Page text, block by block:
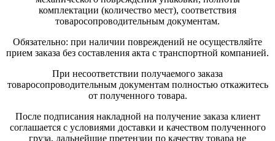
комплектации (количество мест), соответствия
товаросопроводительным документам.
Обязательно: при наличии повреждений не осуществляйте
прием заказа без составления акта с транспортной компанией.
При несоответствии получаемого заказа
товаросопроводительным документам полностью откажитесь
от полученного товара.
После подписания накладной на получение заказа клиент
соглашается с условиями доставки и качеством полученного
груза, дальнейшие претензии по качеству товара не